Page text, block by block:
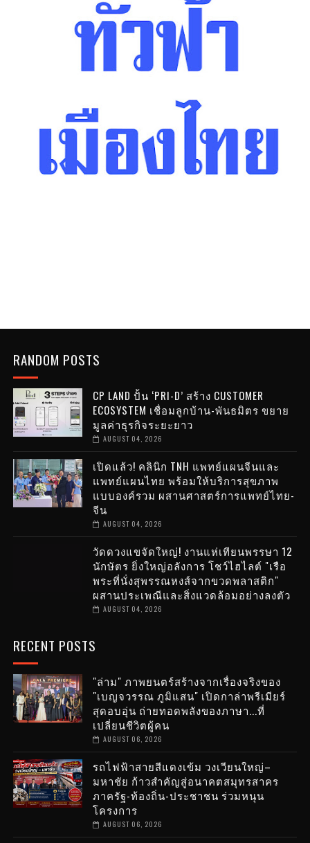
RANDOM POSTS
CP LAND ปั้น ‘PRI-D’ สร้าง CUSTOMER
ECOSYSTEM เชื่อมลูกบ้าน-พันธมิตร ขยาย
มูลค่าธุรกิจระยะยาว
AUGUST 04, 2026
เปิดแล้ว! คลินิก TNH แพทย์แผนจีนและ
แพทย์แผนไทย พร้อมให้บริการสุขภาพ
แบบองค์รวม ผสานศาสตร์การแพทย์ไทย-
จีน
AUGUST 04, 2026
วัดดวงแขจัดใหญ่! งานแห่เทียนพรรษา 12
นักษัตร ยิ่งใหญ่อลังการ โชว์ไฮไลต์ "เรือ
พระที่นั่งสุพรรณหงส์จากขวดพลาสติก"
ผสานประเพณีและสิ่งแวดล้อมอย่างลงตัว
AUGUST 04, 2026
RECENT POSTS
"ล่าม" ภาพยนตร์สร้างจากเรื่องจริงของ
"เบญจวรรณ ภูมิแสน" เปิดกาล่าพรีเมียร์
สุดอบอุ่น ถ่ายทอดพลังของภาษา...ที่
เปลี่ยนชีวิตผู้คน
AUGUST 06, 2026
รถไฟฟ้าสายสีแดงเข้ม วงเวียนใหญ่–
มหาชัย ก้าวสำคัญสู่อนาคตสมุทรสาคร
ภาครัฐ-ท้องถิ่น-ประชาชน ร่วมหนุน
โครงการ
AUGUST 06, 2026